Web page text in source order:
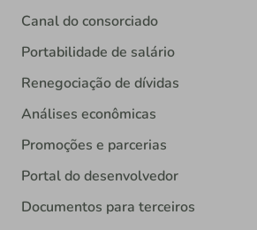
Canal do consorciado
Portabilidade de salário
Renegociação de dívidas
Análises econômicas
Promoções e parcerias
Portal do desenvolvedor
Documentos para terceiros